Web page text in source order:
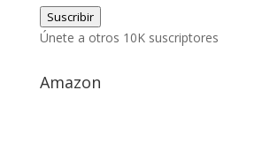
correo
electrónico
Suscribir
Únete a otros 10K suscriptores
Amazon